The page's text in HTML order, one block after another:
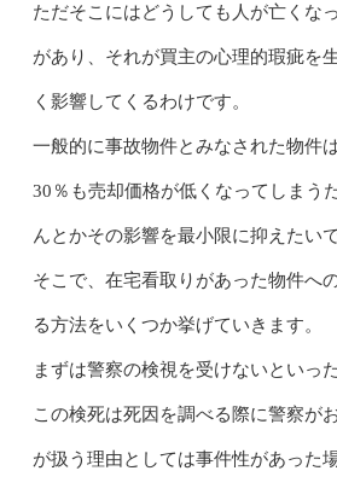
ただそこにはどうしても人が亡くな
があり、それが買主の心理的瑕疵を
く影響してくるわけです。
一般的に事故物件とみなされた物件
30％も売却価格が低くなってしまう
んとかその影響を最小限に抑えたい
そこで、在宅看取りがあった物件へ
る方法をいくつか挙げていきます。
まずは警察の検視を受けないといっ
この検死は死因を調べる際に警察が
が扱う理由としては事件性があった